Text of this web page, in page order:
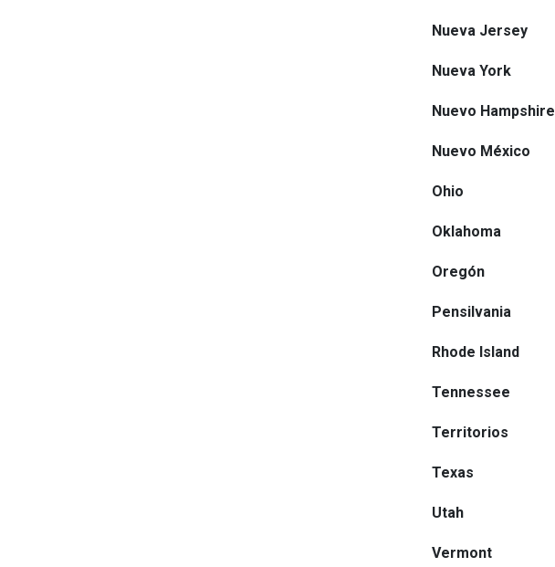
Nueva Jersey
Nueva York
Nuevo Hampshire
Nuevo México
Ohio
Oklahoma
Oregón
Pensilvania
Rhode Island
Tennessee
Territorios
Texas
Utah
Vermont